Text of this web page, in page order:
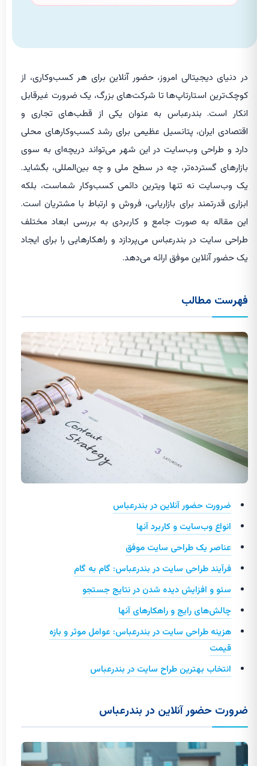
در دنیای دیجیتالی امروز، حضور آنلاین برای هر کسب‌وکاری، از
کوچک‌ترین استارتاپ‌ها تا شرکت‌های بزرگ، یک ضرورت غیرقابل
انکار است. بندرعباس به عنوان یکی از قطب‌های تجاری و
اقتصادی ایران، پتانسیل عظیمی برای رشد کسب‌وکارهای محلی
دارد و طراحی وب‌سایت در این شهر می‌تواند دریچه‌ای به سوی
بازارهای گسترده‌تر، چه در سطح ملی و چه بین‌المللی، بگشاید.
یک وب‌سایت نه تنها ویترین دائمی کسب‌وکار شماست، بلکه
ابزاری قدرتمند برای بازاریابی، فروش و ارتباط با مشتریان است.
این مقاله به صورت جامع و کاربردی به بررسی ابعاد مختلف
طراحی سایت در بندرعباس می‌پردازد و راهکارهایی را برای ایجاد
یک حضور آنلاین موفق ارائه می‌دهد.
فهرست مطالب
ضرورت حضور آنلاین در بندرعباس
انواع وب‌سایت و کاربرد آنها
عناصر یک طراحی سایت موفق
فرآیند طراحی سایت در بندرعباس: گام به گام
سئو و افزایش دیده شدن در نتایج جستجو
چالش‌های رایج و راهکارهای آنها
هزینه طراحی سایت در بندرعباس: عوامل موثر و بازه
قیمت
انتخاب بهترین طراح سایت در بندرعباس
ضرورت حضور آنلاین در بندرعباس